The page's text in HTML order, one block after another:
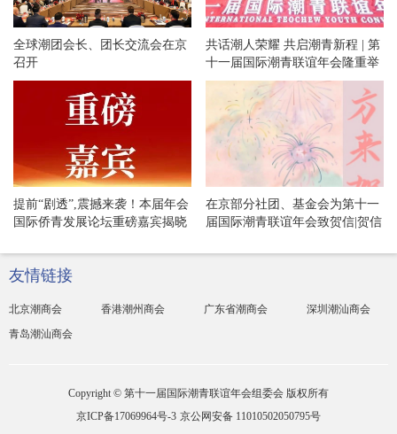
全球潮团会长、团长交流会在京
召开
共话潮人荣耀 共启潮青新程 | 第
十一届国际潮青联谊年会隆重举
办欢迎晚宴和专场文艺晚会！
提前“剧透”,震撼来袭！本届年会
国际侨青发展论坛重磅嘉宾揭晓
在京部分社团、基金会为第十一
届国际潮青联谊年会致贺信|贺信
友情链接
北京潮商会 香港潮州商会 广东省潮商会
深圳潮汕商会
青岛潮汕商会
Copyright © 第十一届国际潮青联谊年会组委会 版权所有
京ICP备17069964号-3 京公网安备 11010502050795号